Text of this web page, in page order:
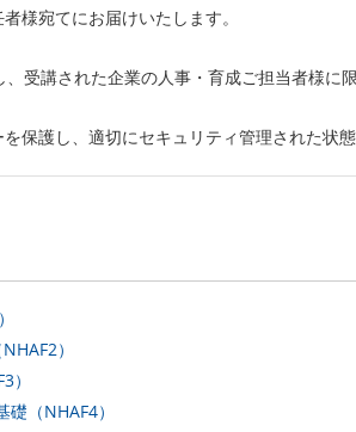
様宛てにお届けいたします。
受講された企業の人事・育成ご担当者様に
保護し、適切にセキュリティ管理された状態
）
）
（NHAF4）